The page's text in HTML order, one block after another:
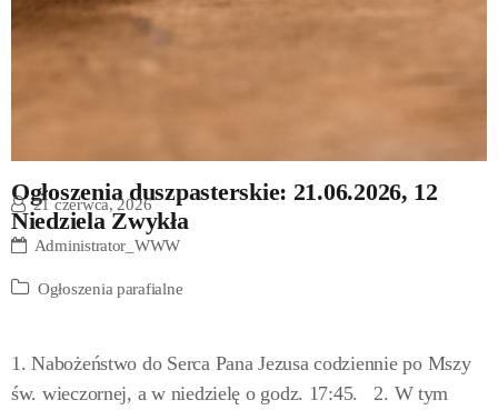
Ogłoszenia duszpasterskie: 21.06.2026, 12
Niedziela Zwykła
21 czerwca, 2026
Administrator_WWW
Ogłoszenia parafialne
1. Nabożeństwo do Serca Pana Jezusa codziennie po Mszy
św. wieczornej, a w niedzielę o godz. 17:45. 2. W tym